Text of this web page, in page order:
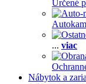
Určené
... viac
Nábytok a